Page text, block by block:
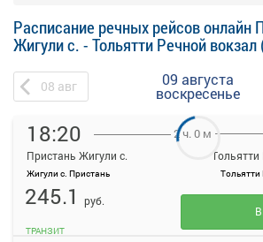
Расписание речных рейсов онлайн
Жигули с. - Тольятти Речной вокзал
08 авг 09 августа
воскресенье
18:20
Пристань Жигули с.
Жигули с. Пристань
2 ч. 0 м
245.1 руб.
ТРАНЗИТ